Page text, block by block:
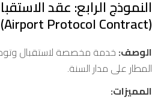
النموذج الرابع: عقد
(Airport Protocol Contract)
الوصف: خدمة مخصصة لاستقبال
المطار على مدار السنة.
المميزات: